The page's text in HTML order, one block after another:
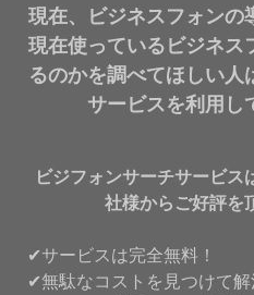
現在、ビジネスフォンの
現在使っているビジネス
るのかを調べてほしい人
サービスを利用し
ビジフォンサーチサービス
社様からご好評を
✔サービスは完全無料！
✔無駄なコストを見つけて解